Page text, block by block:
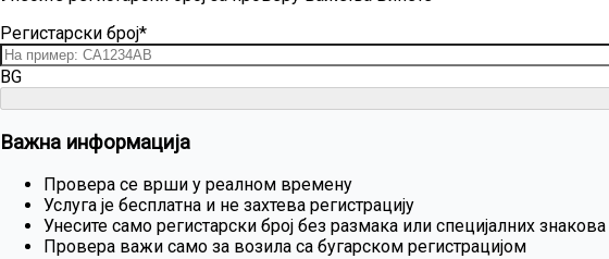
Регистарски број*
BG
Важна информација
Провера се врши у реалном времену
Услуга је бесплатна и не захтева регистрацију
Унесите само регистарски број без размака или специјалних знакова
Провера важи само за возила са бугарском регистрацијом